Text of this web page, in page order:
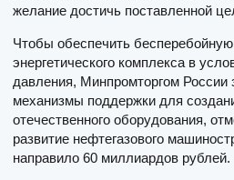
желание достичь поставленной
Чтобы обеспечить
энергетического комплекса в
давления, Минпромторгом России
механизмы поддержки для
отечественного оборудования,
развитие нефтегазового
направило 60 миллиардов рублей.